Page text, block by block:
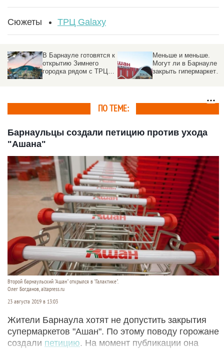
Сюжеты ТРЦ Galaxy
В Барнауле готовятся к
открытию Зимнего
городка рядом с ТРЦ
Меньше и меньше.
Могут ли в Барнауле
закрыть гипермаркеты
ПО ТЕМЕ:
Барнаульцы создали петицию против ухода
"Ашана"
Второй барнаульский "Ашан" открылся в "Галактике".
Олег Богданов, altapress.ru
23 августа 2019 в 13:03
Жители Барнаула хотят не допустить закрытия
супермаркетов "Ашан". По этому поводу горожане
создали петицию. На момент публикации она